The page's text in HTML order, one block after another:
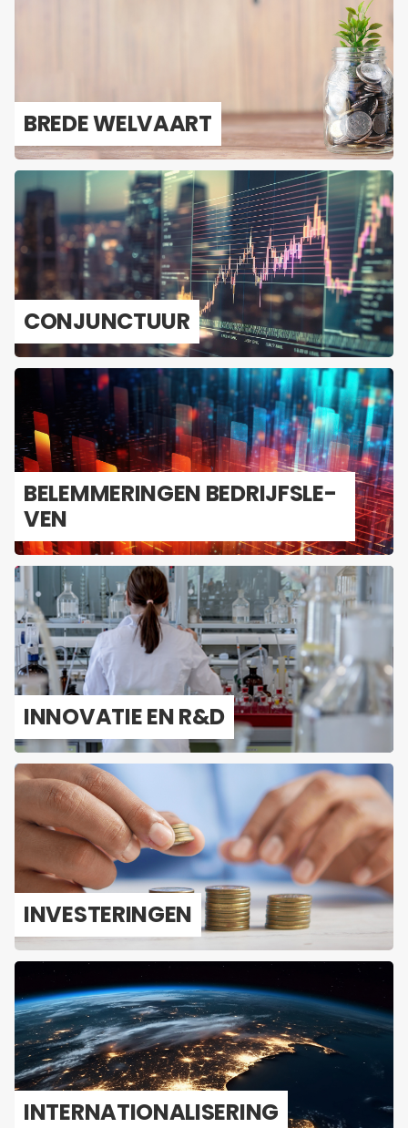
BREDE WEL­VAART
CON­JUNC­TUUR
BE­LEM­ME­RIN­GEN BE­DRIJFS­LE­
VEN
IN­NO­VA­TIE EN R&D
IN­VES­TE­RIN­GEN
IN­TER­NA­TI­O­NA­LI­SE­RING